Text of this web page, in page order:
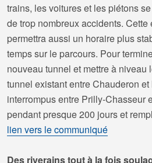
trains, les voitures et les piétons
de trop nombreux accidents. Cette
permettra aussi un horaire plus
temps sur le parcours. Pour
nouveau tunnel et mettre à
tunnel existant entre Chauderon
interrompus entre Prilly-Chasseur
pendant presque 200 jours et
lien vers le communiqué
Des riverains tout à la fois